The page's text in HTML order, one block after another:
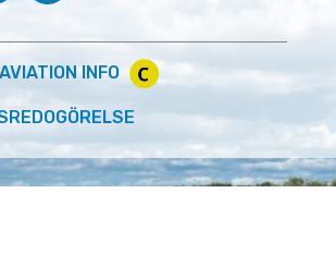
AVIATION INFO